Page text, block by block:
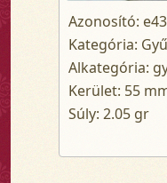
Azonosító:
Kategória:
Alkategória:
Kerület: 55
Súly: 2.05 gr